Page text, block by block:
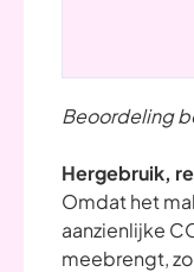
Beoordeling
Hergebruik,
Omdat het
aanzienlijke
meebrengt,